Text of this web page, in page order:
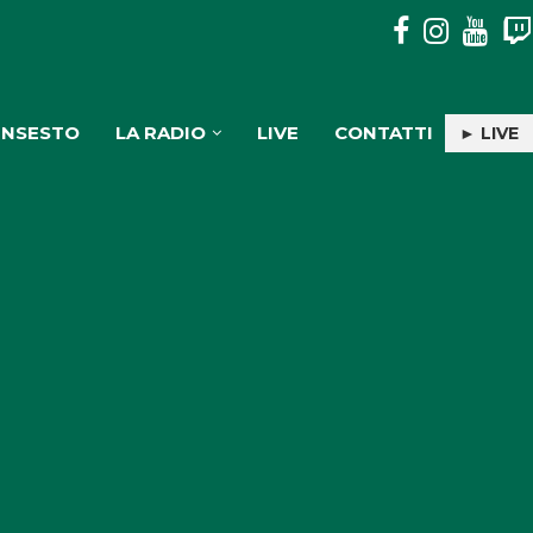
DISAVVENTURA SENZA CONSEGUENZE IN ASPROMONTE
LA RADIO LIVE CONTATTI ► LIVE